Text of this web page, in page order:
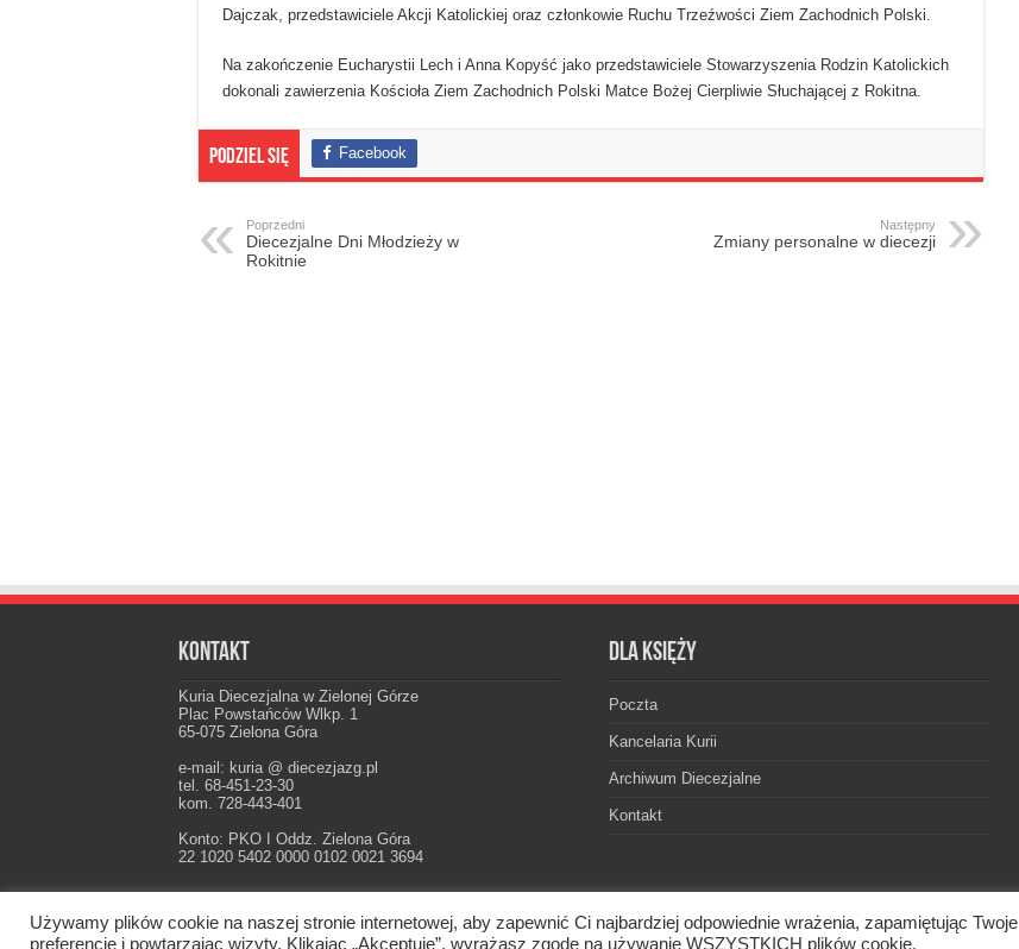
Dajczak, przedstawiciele Akcji Katolickiej oraz członkowie Ruchu Trzeźwości Ziem Zachodnich Polski.
Na zakończenie Eucharystii Lech i Anna Kopyść jako przedstawiciele Stowarzyszenia Rodzin Katolickich
dokonali zawierzenia Kościoła Ziem Zachodnich Polski Matce Bożej Cierpliwie Słuchającej z Rokitna.
Podziel się Facebook
Poprzedni
Diecezjalne Dni Młodzieży w
Rokitnie
Następny
Zmiany personalne w diecezji
Kontakt
Kuria Diecezjalna w Zielonej Górze
Plac Powstańców Wlkp. 1
65-075 Zielona Góra
e-mail: kuria @ diecezjazg.pl
tel. 68-451-23-30
kom. 728-443-401
Konto: PKO I Oddz. Zielona Góra
22 1020 5402 0000 0102 0021 3694
Dla księży
Poczta
Kancelaria Kurii
Archiwum Diecezjalne
Kontakt
Oficjalna strona Diecezji Zielonogórsko-Gorzowskiej. © 2026. Wszelkie prawa zastrzeżone.
Używamy plików cookie na naszej stronie internetowej, aby zapewnić Ci najbardziej odpowiednie wrażenia, zapamiętując Twoje
preferencje i powtarzając wizyty. Klikając „Akceptuję”, wyrażasz zgodę na używanie WSZYSTKICH plików cookie.